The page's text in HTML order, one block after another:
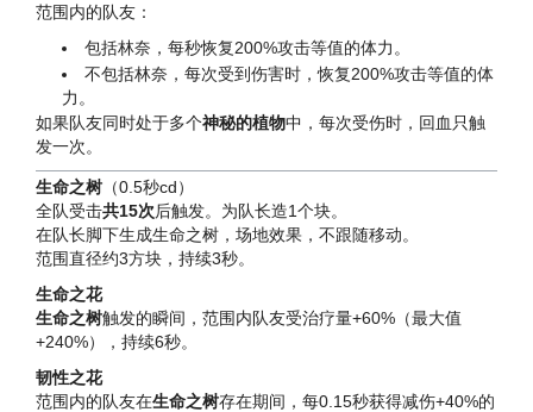
范围内的队友：
包括林奈，每秒恢复200%攻击等值的体力。
不包括林奈，每次受到伤害时，恢复200%攻击等值的体
力。
如果队友同时处于多个神秘的植物中，每次受伤时，回血只触
发一次。
生命之树 （0.5秒cd）
全队受击共15次后触发。为队长造1个块。
在队长脚下生成生命之树，场地效果，不跟随移动。
范围直径约3方块，持续3秒。
生命之花
生命之树触发的瞬间，范围内队友受治疗量+60%（最大值
+240%），持续6秒。
韧性之花
范围内的队友在生命之树存在期间，每0.15秒获得减伤+40%的